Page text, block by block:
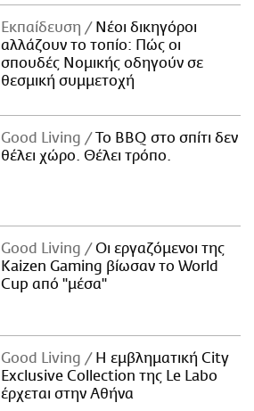
Εκπαίδευση
Νέοι δικηγόροι
αλλάζουν το τοπίο: Πώς οι
σπουδές Νομικής οδηγούν σε
θεσμική συμμετοχή
Good Living
Το BBQ στο σπίτι δεν
θέλει χώρο. Θέλει τρόπο.
Good Living
Οι εργαζόμενοι της
Kaizen Gaming βίωσαν το World
Cup από "μέσα"
Good Living
Η εμβληματική City
Exclusive Collection της Le Labo
έρχεται στην Αθήνα